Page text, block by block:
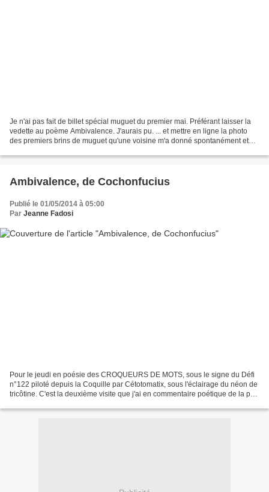
Je n'ai pas fait de billet spécial muguet du premier mai. Préférant laisser la
vedette au poème Ambivalence. J'aurais pu. ... et mettre en ligne la photo
des premiers brins de muguet qu'une voisine m'a donné spontanément et
Ambivalence, de Cochonfucius
Publié le 01/05/2014 à 05:00
Par Jeanne Fadosi
Pour le jeudi en poésie des CROQUEURS DE MOTS, sous le signe du Défi
n°122 piloté depuis la Coquille par Cétotomatix, sous l'éclairage du néon de
tricôtine. C'est la deuxième visite que j'ai en commentaire poétique de la part